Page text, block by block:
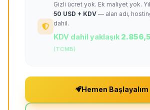
Gizli ücret yok. Ek maliyet yok.
50 USD + KDV — alan adı,
dahil.
KDV dahil yaklaşık
(TCMB)
Hemen Başlayalım